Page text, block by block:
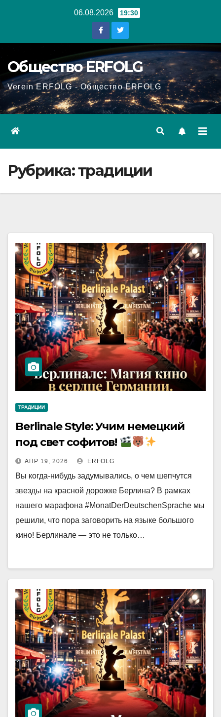
06.08.2026 19:30
Общество ERFOLG
Verein ERFOLG - Общество ERFOLG
Рубрика:традиции
ТРАДИЦИИ
Berlinale Style: Учим немецкий
под свет софитов!
АПР 19, 2026 ERFOLG
Вы когда-нибудь задумывались, о чем шепчутся
звезды на красной дорожке Берлина? В рамках
нашего марафона #MonatDerDeutschenSprache мы
решили, что пора заговорить на языке большого
кино! Берлинале — это не только…